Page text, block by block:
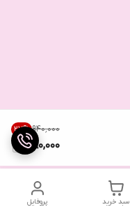
۹۴۰٬۰۰۰ 27%
680,000
پروفایل سبد خرید